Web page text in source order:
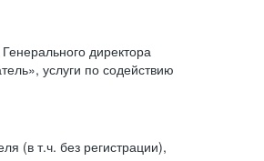
директора
услуги по содействию
(в т.ч. без регистрации),